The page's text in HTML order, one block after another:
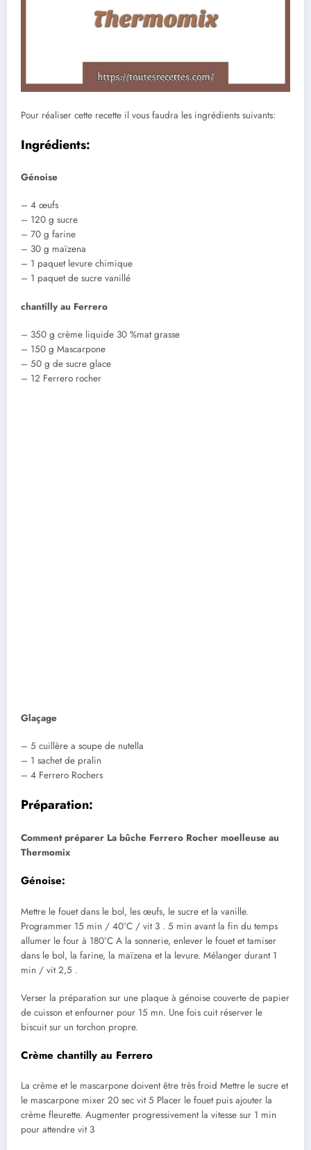
Pour réaliser cette recette il vous faudra les ingrédients suivants:
Ingrédients:
Génoise
– 4 œufs
– 120 g sucre
– 70 g farine
– 30 g maïzena
– 1 paquet levure chimique
– 1 paquet de sucre vanillé
chantilly au Ferrero
– 350 g crème liquide 30 %mat grasse
– 150 g Mascarpone
– 50 g de sucre glace
– 12 Ferrero rocher
Glaçage
– 5 cuillère a soupe de nutella
– 1 sachet de pralin
– 4 Ferrero Rochers
Préparation:
Comment préparer La bûche Ferrero Rocher moelleuse au
Thermomix
Génoise:
Mettre le fouet dans le bol, les œufs, le sucre et la vanille.
Programmer 15 min / 40°C / vit 3 . 5 min avant la fin du temps
allumer le four à 180°C A la sonnerie, enlever le fouet et tamiser
dans le bol, la farine, la maïzena et la levure. Mélanger durant 1
min / vit 2,5 .
Verser la préparation sur une plaque à génoise couverte de papier
de cuisson et enfourner pour 15 mn. Une fois cuit réserver le
biscuit sur un torchon propre.
Crème chantilly au Ferrero
La crème et le mascarpone doivent être très froid Mettre le sucre et
le mascarpone mixer 20 sec vit 5 Placer le fouet puis ajouter la
crème fleurette. Augmenter progressivement la vitesse sur 1 min
pour attendre vit 3